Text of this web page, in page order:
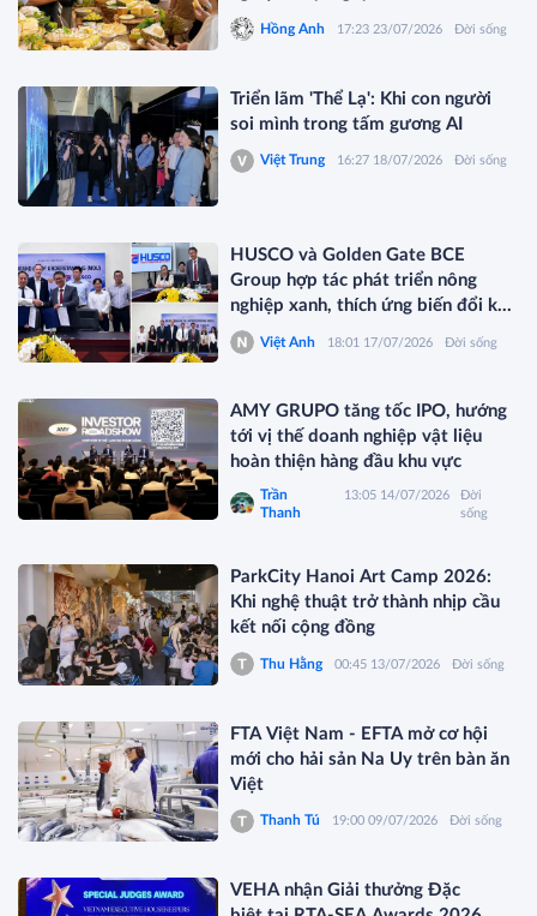
Hồng Anh 17:23 23/07/2026 Đời sống
Triển lãm 'Thể Lạ': Khi con người
soi mình trong tấm gương AI
Việt Trung 16:27 18/07/2026 Đời sống
HUSCO và Golden Gate BCE
Group hợp tác phát triển nông
nghiệp xanh, thích ứng biến đổi khí
hậu
Việt Anh 18:01 17/07/2026 Đời sống
AMY GRUPO tăng tốc IPO, hướng
tới vị thế doanh nghiệp vật liệu
hoàn thiện hàng đầu khu vực
Trần
Thanh
13:05 14/07/2026
Đời
sống
ParkCity Hanoi Art Camp 2026:
Khi nghệ thuật trở thành nhịp cầu
kết nối cộng đồng
Thu Hằng 00:45 13/07/2026 Đời sống
FTA Việt Nam - EFTA mở cơ hội
mới cho hải sản Na Uy trên bàn ăn
Việt
Thanh Tú 19:00 09/07/2026 Đời sống
VEHA nhận Giải thưởng Đặc